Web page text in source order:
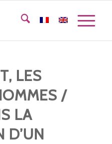
LES
/
LA
D’UN